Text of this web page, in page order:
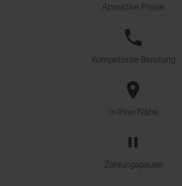
Attraktive Preise
Kompetente Beratung
In Ihrer Nähe
Zahlungspause